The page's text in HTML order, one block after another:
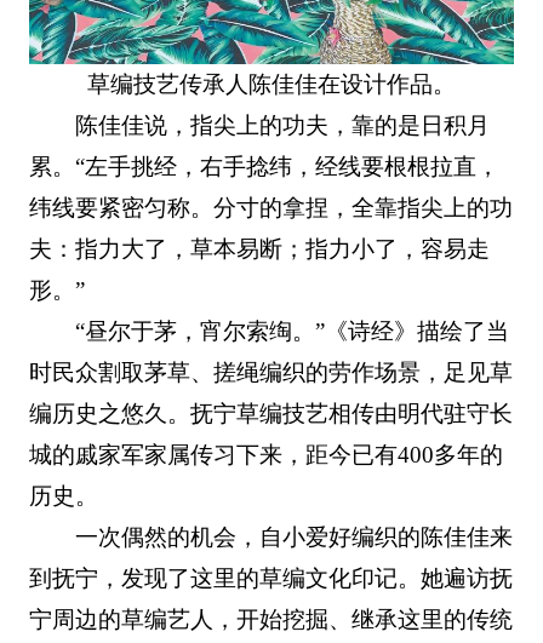
草编技艺传承人陈佳佳在设计作品。
陈佳佳说，指尖上的功夫，靠的是日积月
累。“左手挑经，右手捻纬，经线要根根拉直，
纬线要紧密匀称。分寸的拿捏，全靠指尖上的功
夫：指力大了，草本易断；指力小了，容易走
形。”
“昼尔于茅，宵尔索绹。”《诗经》描绘了当
时民众割取茅草、搓绳编织的劳作场景，足见草
编历史之悠久。抚宁草编技艺相传由明代驻守长
城的戚家军家属传习下来，距今已有400多年的
历史。
一次偶然的机会，自小爱好编织的陈佳佳来
到抚宁，发现了这里的草编文化印记。她遍访抚
宁周边的草编艺人，开始挖掘、继承这里的传统